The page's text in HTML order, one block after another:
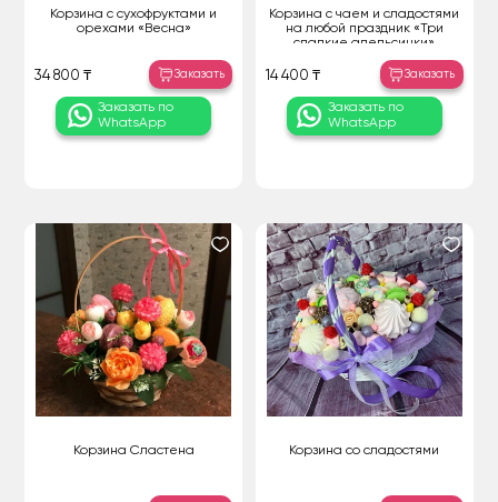
Корзина с сухофруктами и
орехами «Весна»
34 800 ₸ Заказать
Заказать по
WhatsApp
Корзина с чаем и сладостями
на любой праздник «Три
сладкие апельсинки»
14 400 ₸ Заказать
Заказать по
WhatsApp
Корзина Сластена Корзина со сладостями